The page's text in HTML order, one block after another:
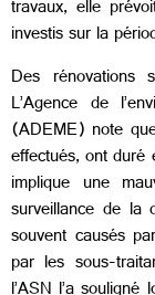
travaux, elle
investis sur la
Des rénovations
L’Agence de
(ADEME) note
effectués, ont
implique une
surveillance de la
souvent causés
par les sous-